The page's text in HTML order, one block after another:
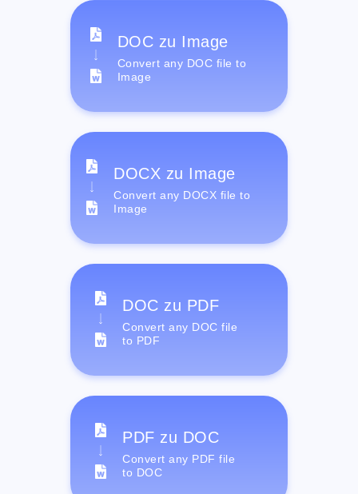
DOC zu Image
Convert any DOC file to
Image
DOCX zu Image
Convert any DOCX file to
Image
DOC zu PDF
Convert any DOC file
to PDF
PDF zu DOC
Convert any PDF file
to DOC